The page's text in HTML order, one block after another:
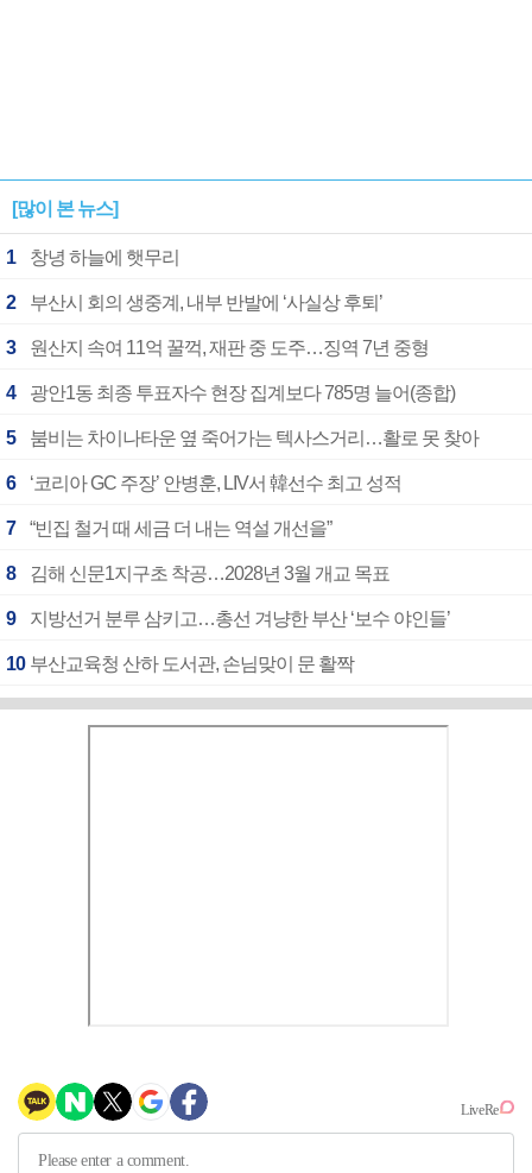
[많이 본 뉴스]
1 창녕 하늘에 햇무리
2 부산시 회의 생중계, 내부 반발에 ‘사실상 후퇴’
3 원산지 속여 11억 꿀꺽, 재판 중 도주…징역 7년 중형
4 광안1동 최종 투표자수 현장 집계보다 785명 늘어(종합)
5 붐비는 차이나타운 옆 죽어가는 텍사스거리…활로 못 찾아
6 ‘코리아 GC 주장’ 안병훈, LIV서 韓선수 최고 성적
7 “빈집 철거 때 세금 더 내는 역설 개선을”
8 김해 신문1지구초 착공…2028년 3월 개교 목표
9 지방선거 분루 삼키고…총선 겨냥한 부산 ‘보수 야인들’
10 부산교육청 산하 도서관, 손님맞이 문 활짝